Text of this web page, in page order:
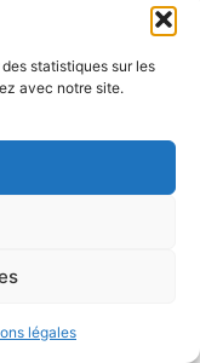
statistiques sur les
avec notre site.
légales
de